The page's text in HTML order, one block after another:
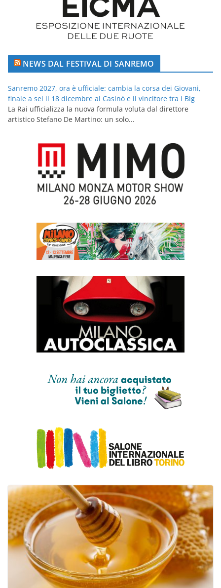
NEWS DAL FESTIVAL DI SANREMO
Sanremo 2027, ora è ufficiale: cambia la corsa dei Giovani,
finale a sei il 18 dicembre al Casinò e il vincitore tra i Big
La Rai ufficializza la nuova formula voluta dal direttore
artistico Stefano De Martino: un solo...